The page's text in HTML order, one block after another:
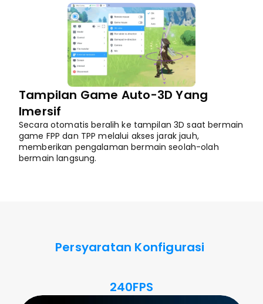
Tampilan Game Auto-3D Yang
Imersif
Secara otomatis beralih ke tampilan 3D saat bermain
game FPP dan TPP melalui akses jarak jauh,
memberikan pengalaman bermain seolah-olah
bermain langsung.
Persyaratan Konfigurasi
240FPS